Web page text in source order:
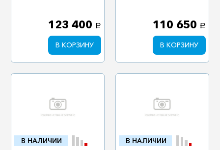
123 400 a
В КОРЗИНУ
110 650 a
В КОРЗИНУ
В НАЛИЧИИ В НАЛИЧИИ